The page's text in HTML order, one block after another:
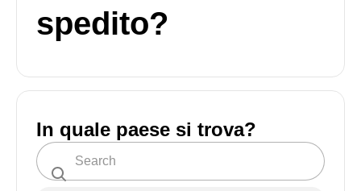
spedito?
In quale paese si trova?